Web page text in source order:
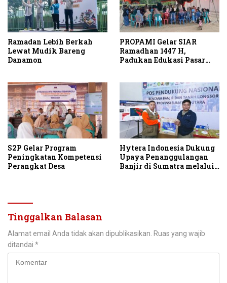
Ramadan Lebih Berkah
Lewat Mudik Bareng
Danamon
PROPAMI Gelar SIAR
Ramadhan 1447 H,
Padukan Edukasi Pasar
S2P Gelar Program
Peningkatan Kompetensi
Perangkat Desa
Hytera Indonesia Dukung
Upaya Penanggulangan
Banjir di Sumatra melalui
Tinggalkan Balasan
Alamat email Anda tidak akan dipublikasikan. Ruas yang wajib
ditandai *